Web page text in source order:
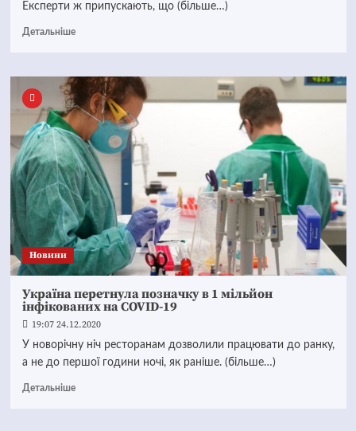
Експерти ж припускають, що (більше…)
Детальніше
Новини
Україна перетнула позначку в 1 мільйон
інфікованих на COVID-19
19:07 24.12.2020
У новорічну ніч ресторанам дозволили працювати до ранку,
а не до першої години ночі, як раніше. (більше…)
Детальніше